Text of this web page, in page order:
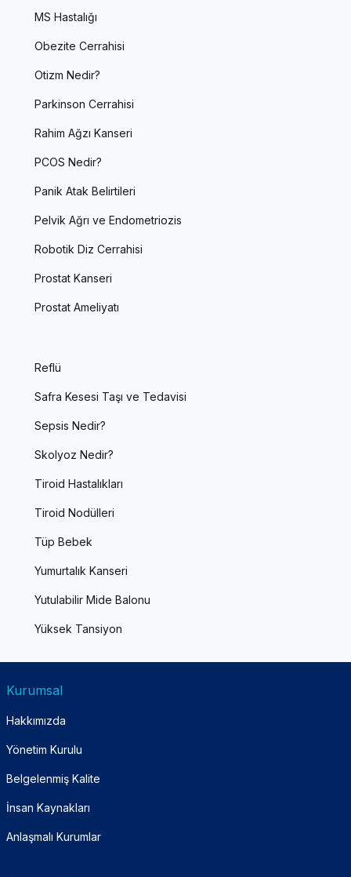
MS Hastalığı
Obezite Cerrahisi
Otizm Nedir?
Parkinson Cerrahisi
Rahim Ağzı Kanseri
PCOS Nedir?
Panik Atak Belirtileri
Pelvik Ağrı ve Endometriozis
Robotik Diz Cerrahisi
Prostat Kanseri
Prostat Ameliyatı
Reflü
Safra Kesesi Taşı ve Tedavisi
Sepsis Nedir?
Skolyoz Nedir?
Tiroid Hastalıkları
Tiroid Nodülleri
Tüp Bebek
Yumurtalık Kanseri
Yutulabilir Mide Balonu
Yüksek Tansiyon
Kurumsal
Hakkımızda
Yönetim Kurulu
Belgelenmiş Kalite
İnsan Kaynakları
Anlaşmalı Kurumlar